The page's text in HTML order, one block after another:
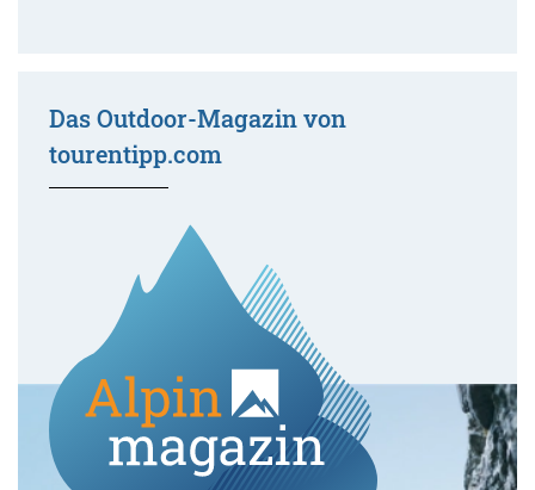
Das Outdoor-Magazin von
tourentipp.com